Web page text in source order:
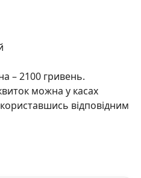
– 2100 гривень.
можна у касах
відповідним